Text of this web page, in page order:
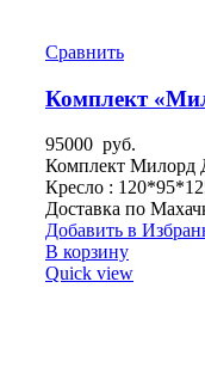
Сравнить
Комплект
95000 руб.
Комплект Милорд
Кресло :
Доставка по
Добавить в
В корзину
Quick view